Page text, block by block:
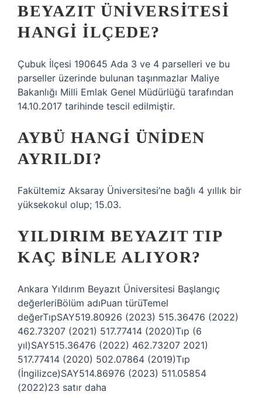
BEYAZIT ÜNIVERSITESI
HANGI ILÇEDE?
Çubuk İlçesi 190645 Ada 3 ve 4 parselleri ve bu
parseller üzerinde bulunan taşınmazlar Maliye
Bakanlığı Milli Emlak Genel Müdürlüğü tarafından
14.10.2017 tarihinde tescil edilmiştir.
AYBÜ HANGI ÜNIDEN
AYRILDI?
Fakültemiz Aksaray Üniversitesi’ne bağlı 4 yıllık bir
yüksekokul olup; 15.03.
YILDIRIM BEYAZIT TIP
KAÇ BINLE ALIYOR?
Ankara Yıldırım Beyazıt Üniversitesi Başlangıç ​​
değerleriBölüm adıPuan türüTemel
değerTıpSAY519.80926 (2023) 515.36476 (2022)
462.73207 (2021) 517.77414 (2020)Tıp (6
yıl)SAY515.36476 (2022) 462.73207 2021)
517.77414 (2020) 502.07864 (2019)Tıp
(İngilizce)SAY514.86976 (2023) 511.05854
(2022)23 satır daha